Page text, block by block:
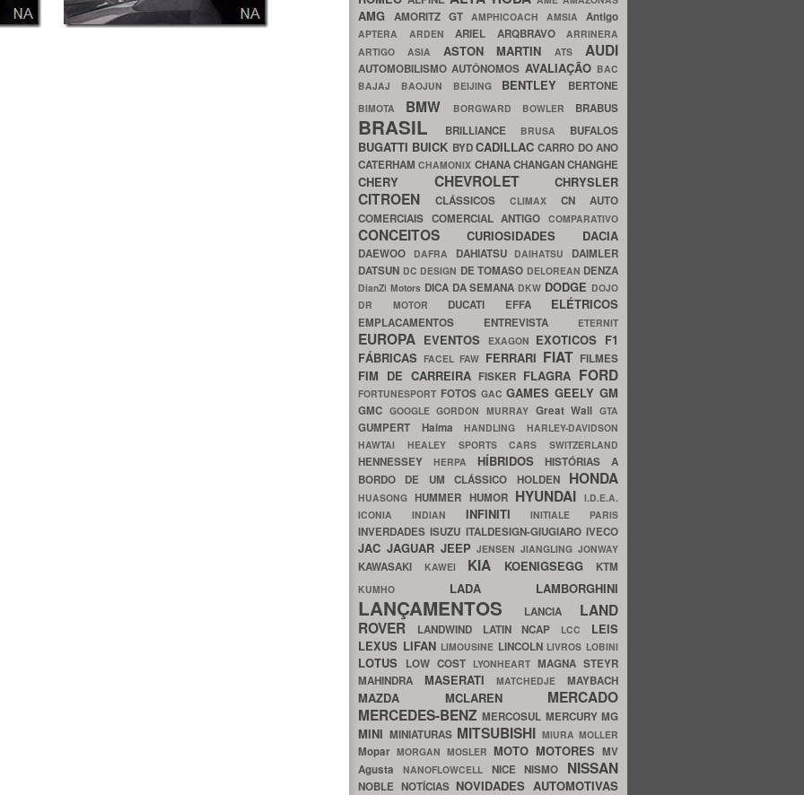
AMG AMORITZ GT AMPHICOACH AMSIA Antigo
APTERA ARDEN ARIEL ARQBRAVO ARRINERA
ARTIGO ASIA ASTON MARTINATS AUDI
AUTOMOBILISMOAUTÔNOMOS AVALIAÇÃO BAC
BAJAJ BAOJUN BEIJING BENTLEY BERTONE
BIMOTA BMW BORGWARD BOWLER BRABUS
BRASIL BRILLIANCE BRUSA BUFALOS
BUGATTI BUICK BYDCADILLACCARRO DO ANO
CATERHAMCHAMONIX CHANACHANGANCHANGHE
CHERY CHEVROLET CHRYSLER
CITROEN CLÁSSICOS CLIMAX CN AUTO
COMERCIAIS COMERCIAL ANTIGOCOMPARATIVO
CONCEITOS CURIOSIDADES DACIA
DAEWOO DAFRA DAHIATSU DAIHATSU DAIMLER
DATSUN DC DESIGN DE TOMASO DELOREAN DENZA
DianZi Motors DICA DA SEMANA DKW DODGE DOJO
DR MOTOR DUCATI EFFA ELÉTRICOS
EMPLACAMENTOS ENTREVISTA ETERNIT
EUROPA EVENTOS EXAGON EXOTICOS F1
FÁBRICASFACELFAW FERRARI FIAT FILMES
FIM DE CARREIRA FISKER FLAGRA FORD
FORTUNESPORT FOTOS GACGAMESGEELYGM
GMC GOOGLEGORDON MURRAY Great WallGTA
GUMPERT HaimaHANDLINGHARLEY-DAVIDSON
HAWTAI HEALEY SPORTS CARS SWITZERLAND
HENNESSEY HERPA HÍBRIDOSHISTÓRIAS A
BORDO DE UM CLÁSSICO HOLDEN HONDA
HUASONGHUMMER HUMOR HYUNDAI I.D.E.A.
ICONIA INDIAN INFINITIINITIALE PARIS
INVERDADESISUZU ITALDESIGN-GIUGIAROIVECO
JAC JAGUAR JEEPJENSENJIANGLINGJONWAY
KAWASAKI KAWEI KIA KOENIGSEGG KTM
KUMHO LADA LAMBORGHINI
LANÇAMENTOS LANCIA LAND
ROVER
LANDWIND LATIN NCAP LCC LEIS
LEXUS LIFAN LIMOUSINE LINCOLN LIVROS LOBINI
LOTUS LOW COST LYONHEART MAGNA STEYR
MAHINDRA MASERATIMATCHEDJEMAYBACH
MAZDA MCLAREN MERCADO
MERCEDES-BENZMERCOSUL MERCURYMG
MINI MINIATURAS MITSUBISHI MIURA MOLLER
Mopar MORGAN MOSLER MOTO MOTORES MV
Agusta NANOFLOWCELL NICENISMO NISSAN
NOBLE NOTÍCIAS NOVIDADES AUTOMOTIVAS